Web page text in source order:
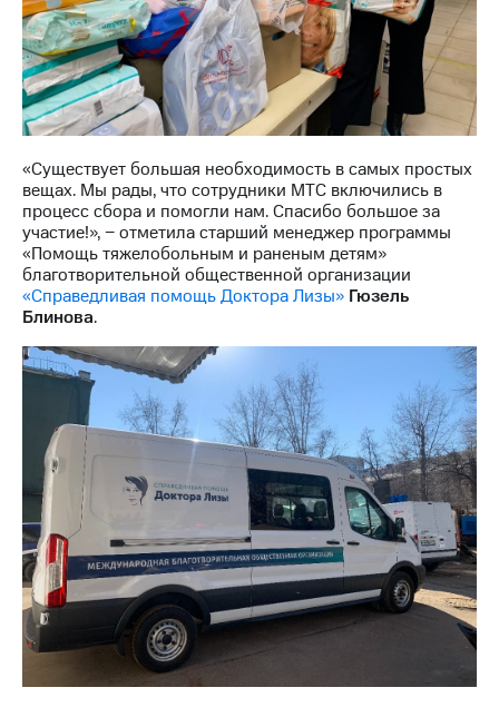
Документы
ПАО
"МТС"
Собрания
акционеров
Личный
акционера
Акционерный
капитал
Контроль
и
аудит
Рынок
акций
Описание
Программа
приобретения
Порядок
выкупа
Дивиденды
Рынок
облигаций
Описание
Еврооблигации-2023
Уведомление
погашении
именных
«Существует большая необходимость в самых простых
вещах. Мы рады, что сотрудники МТС включились в
процесс сбора и помогли нам. Спасибо большое за
участие!», − отметила старший менеджер программы
«Помощь тяжелобольным и раненым детям»
благотворительной общественной организации
«Справедливая помощь Доктора Лизы» Гюзель
Блинова.